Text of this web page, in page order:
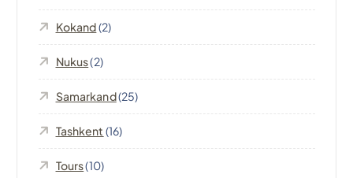
Kokand(2)
Nukus(2)
Samarkand(25)
Tashkent (16)
Tours(10)